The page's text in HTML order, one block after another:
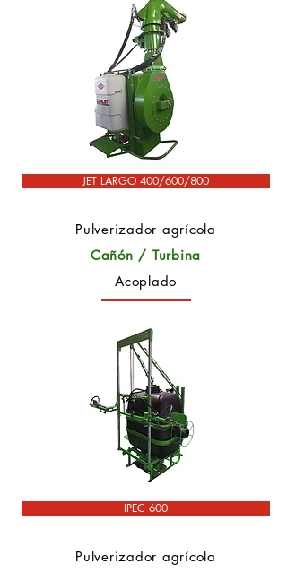
JET LARGO 400/600/800
Pulverizador agrícola
Cañón / Turbina
Acoplado
IPEC 600
Pulverizador agrícola